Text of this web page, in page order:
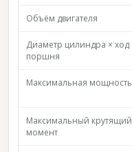
Объём двигателя
Диаметр цилиндра × ход
поршня
Максимальная мощность
Максимальный крутящий
момент